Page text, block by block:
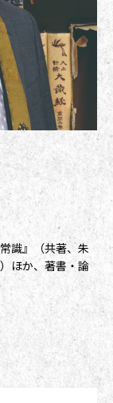
識』（共著、朱
ほか、著書・論